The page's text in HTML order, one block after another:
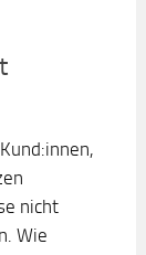
nicht
Wie